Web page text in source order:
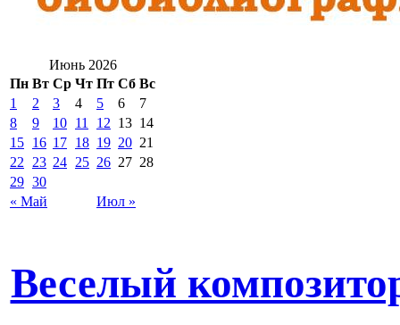
Июнь 2026
Пн Вт Ср Чт Пт Сб Вс
« Май Июл »
1 2 3 4 5 6
7
8
9 10 11 12 13 14
15 16 17 18 19 20 21
22
23 24 25 26 27 28
29 30
Веселый